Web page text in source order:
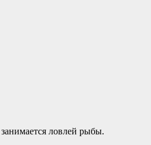
ловлей рыбы.